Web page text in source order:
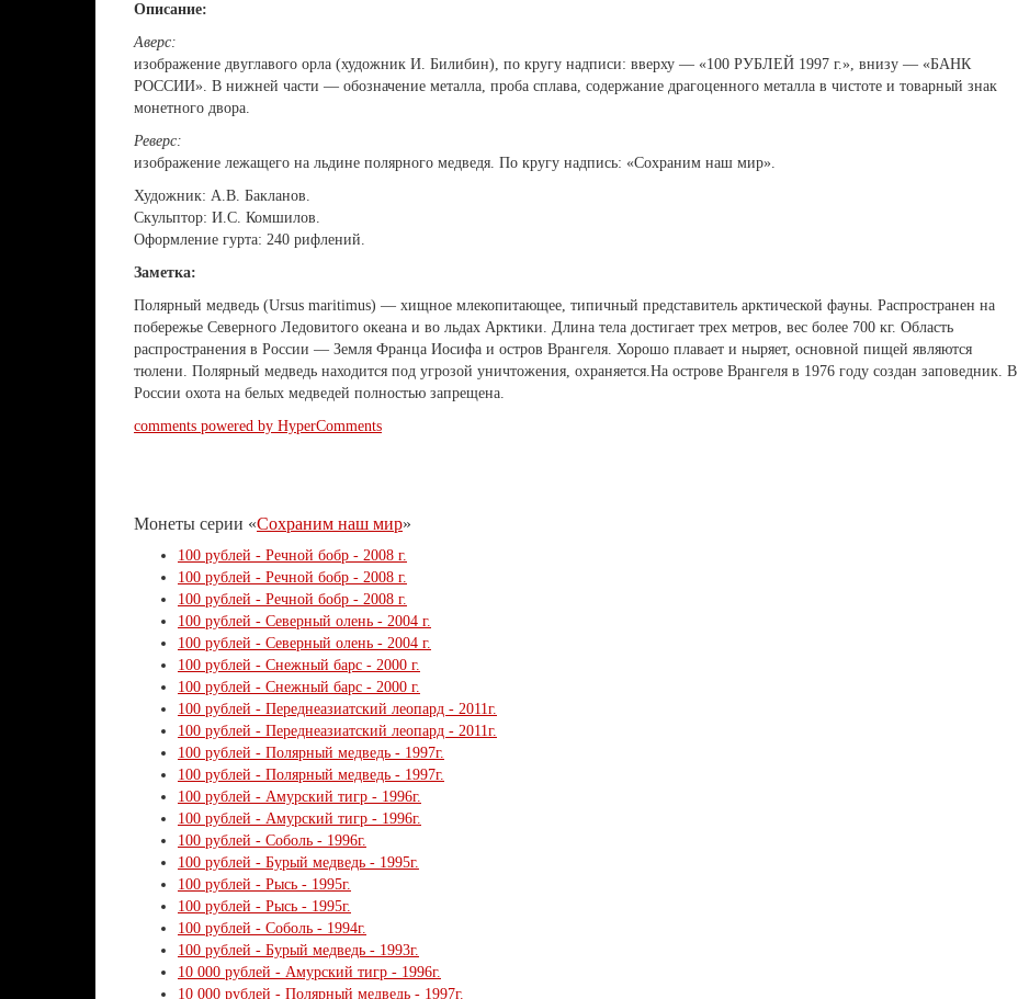
Описание:
Аверс:
изображение двуглавого орла (художник И. Билибин), по кругу надписи: вверху — «100 РУБЛЕЙ 1997 г.», внизу — «БАНК
РОССИИ». В нижней части — обозначение металла, проба сплава, содержание драгоценного металла в чистоте и товарный знак
монетного двора.
Реверс:
изображение лежащего на льдине полярного медведя. По кругу надпись: «Сохраним наш мир».
Художник: А.В. Бакланов.
Скульптор: И.С. Комшилов.
Оформление гурта: 240 рифлений.
Заметка:
Полярный медведь (Ursus maritimus) — хищное млекопитающее, типичный представитель арктической фауны. Распространен на
побережье Северного Ледовитого океана и во льдах Арктики. Длина тела достигает трех метров, вес более 700 кг. Область
распространения в России — Земля Франца Иосифа и остров Врангеля. Хорошо плавает и ныряет, основной пищей являются
тюлени. Полярный медведь находится под угрозой уничтожения, охраняется.На острове Врангеля в 1976 году создан заповедник. В
России охота на белых медведей полностью запрещена.
comments powered by HyperComments
Монеты серии «Сохраним наш мир»
100 рублей - Речной бобр - 2008 г.
100 рублей - Речной бобр - 2008 г.
100 рублей - Речной бобр - 2008 г.
100 рублей - Северный олень - 2004 г.
100 рублей - Северный олень - 2004 г.
100 рублей - Снежный барс - 2000 г.
100 рублей - Снежный барс - 2000 г.
100 рублей - Переднеазиатский леопард - 2011г.
100 рублей - Переднеазиатский леопард - 2011г.
100 рублей - Полярный медведь - 1997г.
100 рублей - Полярный медведь - 1997г.
100 рублей - Амурский тигр - 1996г.
100 рублей - Амурский тигр - 1996г.
100 рублей - Соболь - 1996г.
100 рублей - Бурый медведь - 1995г.
100 рублей - Рысь - 1995г.
100 рублей - Рысь - 1995г.
100 рублей - Соболь - 1994г.
100 рублей - Бурый медведь - 1993г.
10 000 рублей - Амурский тигр - 1996г.
10 000 рублей - Полярный медведь - 1997г.